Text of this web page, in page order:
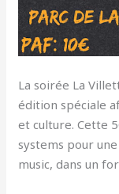
La soirée La
édition spéciale
et culture. Cette
systems pour
music, dans un